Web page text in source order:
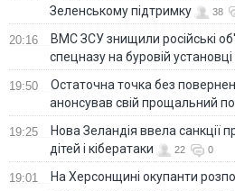
Зеленському підтримку
38
20:16
ВМС ЗСУ знищили російські
спецназу на буровій
19:50
Остаточна точка без
анонсував свій прощальний
19:25
Нова Зеландія ввела санкції
дітей і кібератаки
22 0
19:01
На Херсонщині окупанти